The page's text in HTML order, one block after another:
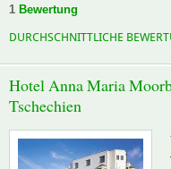
1 Bewertung
DURCHSCHNITTLICHE
Hotel Anna Maria
Tschechien